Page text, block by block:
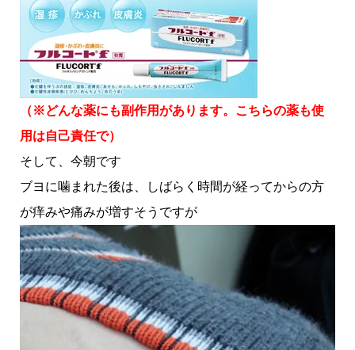
（※どんな薬にも副作用があります。こちらの薬も使
用は自己責任で）
そして、今朝です
ブヨに噛まれた後は、しばらく時間が経ってからの方
が痒みや痛みが増すそうですが